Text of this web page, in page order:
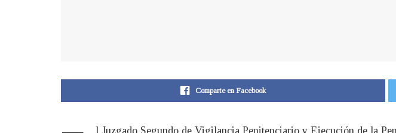
Comparte en Facebook